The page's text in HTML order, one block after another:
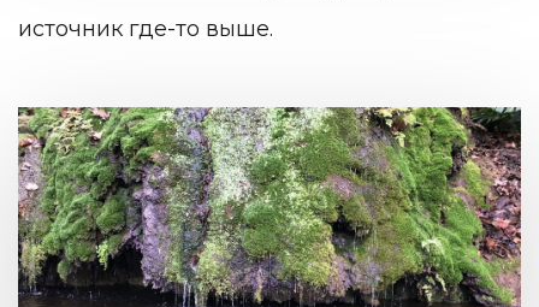
источник где-то выше.